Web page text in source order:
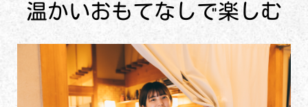
温かいおもてなしで楽しむ